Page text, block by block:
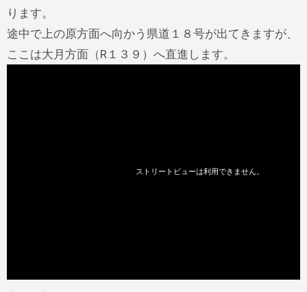
ります。
途中で上の原方面へ向かう県道１８号が出てきますが、
ここは大月方面（R１３９）へ直進します。